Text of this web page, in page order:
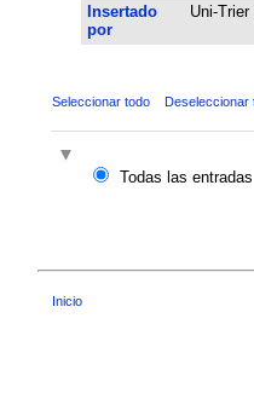
Insertado
por
Uni-
Seleccionar todo Deseleccionar
Todas las entradas
Inicio